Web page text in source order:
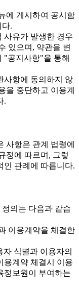
에 게시하여 공시함
다.
유가 발생한 경우
있으며, 약관을 변
"공지사항"을 통해
항에 동의하지 않
을 중단하고 이용계
.
사항은 관계 법령에
정에 따르며, 그렇
인 관례에 따릅니다.
의는 다음과 같습
이용계약을 체결한
식별과 이용자의
용계약 체결시 이용
정보원이 부여하는